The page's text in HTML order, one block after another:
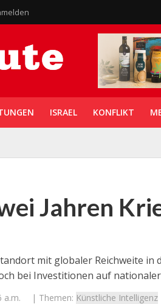
ISRAEL KONFLIKT
Jahren
mit globaler Reichweite in
bei Investitionen auf
a.m. | Themen: Künstliche Intelligenz